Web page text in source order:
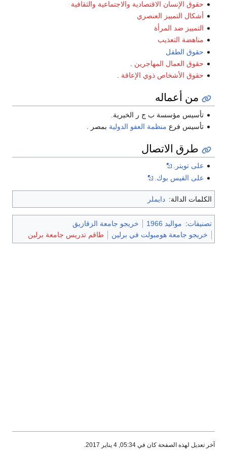
حقوق الإنسان الاقتصادية والاجتماعية والثقافية
أشكال التمييز العنصري
التمييز ضد المرأة
مناهضة التعذيب
حقوق الطفل
حقوق العمال المهاجرين
حقوق الأشخاص ذوي الإعاقة .
من أعماله
تأسيس مؤسسة ب ج ر الخيرية.
تأسيس فرع منظمة العفو الدولية بمصر .
طرق الاتصال
على تويتر.
على الفيس بوك.
الكلمات الدالة: دايملر
تصنيفات: مواليد 1966
خريجو جامعة الزقازيق
خريجو جامعة هومبولت في برلين
طاقم تدريس جامعة برلين
آخر تعديل لهذه الصفحة كان في 05:34, 4 يناير 2017.